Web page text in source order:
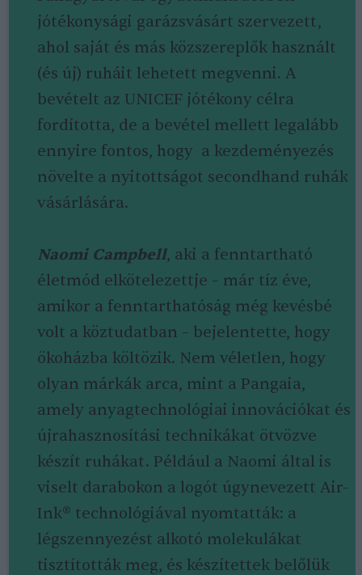
jótékonysági garázsvásárt szervezett,
ahol saját és más közszereplők használt
(és új) ruháit lehetett megvenni. A
bevételt az UNICEF jótékony célra
fordította, de a bevétel mellett legalább
ennyire fontos, hogy a kezdeményezés
növelte a nyitottságot secondhand ruhák
vásárlására.
Naomi Campbell, aki a fenntartható
életmód elkötelezettje – már tíz éve,
amikor a fenntarthatóság még kevésbé
volt a köztudatban – bejelentette, hogy
ökoházba költözik. Nem véletlen, hogy
olyan márkák arca, mint a Pangaia,
amely anyagtechnológiai innovációkat és
újrahasznosítási technikákat ötvözve
készít ruhákat. Például a Naomi által is
viselt darabokon a logót úgynevezett Air-
Ink® technológiával nyomtatták: a
légszennyezést alkotó molekulákat
tisztították meg, és készítettek belőlük